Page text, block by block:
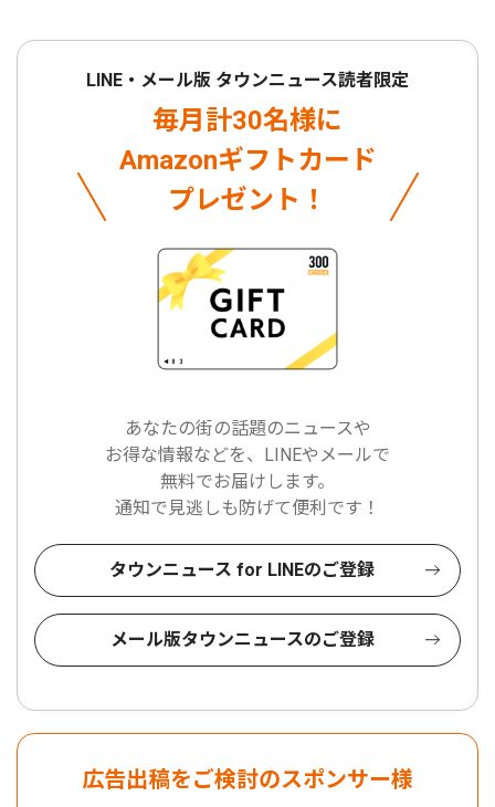
LINE・メール版 タウンニュース読者限定
毎月計30名様に
Amazonギフトカード
プレゼント！
あなたの街の話題のニュースや
お得な情報などを、LINEやメールで
無料でお届けします。
通知で見逃しも防げて便利です！
タウンニュース for LINEのご登録
メール版タウンニュースのご登録
広告出稿をご検討のスポンサー様